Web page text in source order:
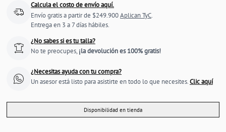
Calcula el costo de envío aquí.
Envío gratis a partir de $249.900Aplican TyC.
Entrega en 3 a 7 días hábiles.
¿No sabes si es tu talla?
No te preocupes, ¡la devolución es 100% gratis!
¿Necesitas ayuda con tu compra?
Un asesor está listo para asistirte en todo lo que necesites.Clic aquí
Disponibilidad en tienda